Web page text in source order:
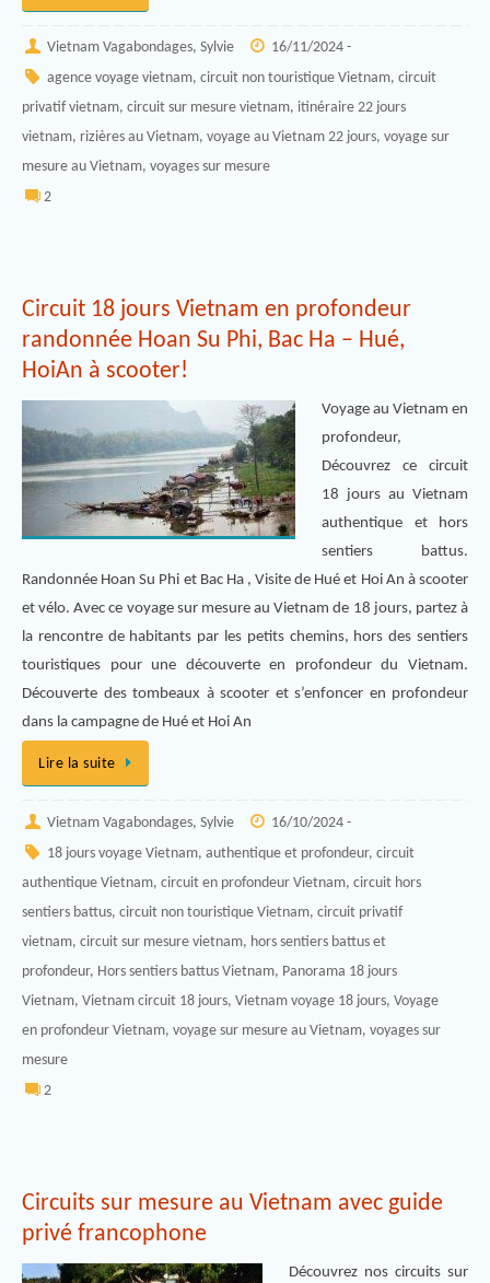
Vietnam Vagabondages, Sylvie 16/11/2024 -
agence voyage vietnam, circuit non touristique Vietnam, circuit
privatif vietnam, circuit sur mesure vietnam, itinéraire 22 jours
vietnam, rizières au Vietnam, voyage au Vietnam 22 jours, voyage sur
mesure au Vietnam, voyages sur mesure
2
Circuit 18 jours Vietnam en profondeur
randonnée Hoan Su Phi, Bac Ha – Hué,
HoiAn à scooter!
Voyage au Vietnam en
profondeur,
Découvrez ce circuit
18 jours au Vietnam
authentique et hors
sentiers battus.
Randonnée Hoan Su Phi et Bac Ha , Visite de Hué et Hoi An à scooter
et vélo. Avec ce voyage sur mesure au Vietnam de 18 jours, partez à
la rencontre de habitants par les petits chemins, hors des sentiers
touristiques pour une découverte en profondeur du Vietnam.
Découverte des tombeaux à scooter et s’enfoncer en profondeur
dans la campagne de Hué et Hoi An
Lire la suite
Vietnam Vagabondages, Sylvie 16/10/2024 -
18 jours voyage Vietnam, authentique et profondeur, circuit
authentique Vietnam, circuit en profondeur Vietnam, circuit hors
sentiers battus, circuit non touristique Vietnam, circuit privatif
vietnam, circuit sur mesure vietnam, hors sentiers battus et
profondeur, Hors sentiers battus Vietnam, Panorama 18 jours
Vietnam, Vietnam circuit 18 jours, Vietnam voyage 18 jours, Voyage
en profondeur Vietnam, voyage sur mesure au Vietnam, voyages sur
mesure
2
Circuits sur mesure au Vietnam avec guide
privé francophone
Découvrez nos circuits sur